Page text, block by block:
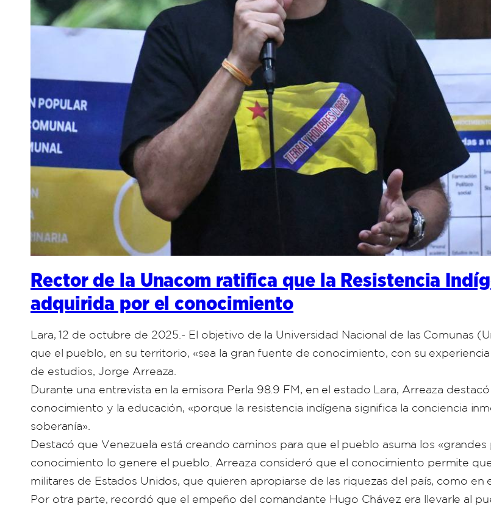
Rector de la Unacom ratifica que la Resistencia
adquirida por el conocimiento
Lara, 12 de octubre de 2025.- El objetivo de la Universidad Nacional de las Comunas
que el pueblo, en su territorio, «sea la gran fuente de conocimiento, con su
de estudios, Jorge Arreaza.
Durante una entrevista en la emisora Perla 98.9 FM, en el estado Lara, Arreaza
conocimiento y la educación, «porque la resistencia indígena significa la conciencia
soberanía».
Destacó que Venezuela está creando caminos para que el pueblo asuma los
conocimiento lo genere el pueblo. Arreaza consideró que el conocimiento permite
militares de Estados Unidos, que quieren apropiarse de las riquezas del país, como en
Por otra parte, recordó que el empeño del comandante Hugo Chávez era llevarle al